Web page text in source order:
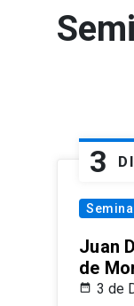
3
Juan
de
3 de